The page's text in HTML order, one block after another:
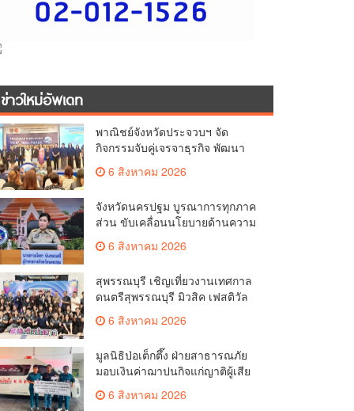
ข่าวใหม่อัพเดท
พาณิชย์จังหวัดประจวบฯ จัด
กิจกรรมจับคู่เจรจาธุรกิจ พัฒนา
ศักยภาพ ผู้ประกอบการ ขยายช่อง
ทางการค้า สู่การค้าระหว่าง
6 สิงหาคม 2026
จังหวัดนครปฐม บูรณาการทุกภาค
ส่วน ขับเคลื่อนนโยบายด้านความ
มั่นคง ยกระดับการป้องกัน
อาชญากรรมทางเทคโนโลยี
6 สิงหาคม 2026
สุพรรณบุรี เชิญเที่ยวงานเทศกาล
ดนตรีสุพรรณบุรี มิวสิค เฟสติวัล
มันส์ เหน่อมาก
6 สิงหาคม 2026
มูลนิธิป่อเต็กตึ๊ง ฝ่ายสาธารณภัย
มอบเงินค่าฌาปนกิจแก่ญาติผู้เสีย
ชีวิต จากเหตุเพลิงไหม้ โรงเบียร์ ณ
ลาดพร้าว จำนวน 20,000 บาท
6 สิงหาคม 2026